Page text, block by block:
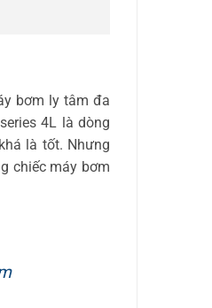
bơm ly tâm đa
4L là dòng
là tốt. Nhưng
chiếc máy bơm